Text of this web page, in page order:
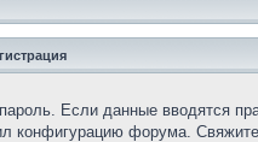
Если данные вводятся
конфигурацию форума.